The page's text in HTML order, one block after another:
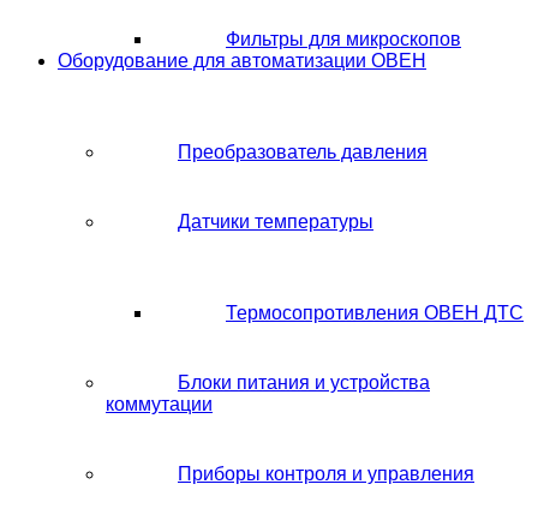
Фильтры для микроскопов
Оборудование для автоматизации ОВЕН
Преобразователь давления
Датчики температуры
Термосопротивления ОВЕН ДТС
Блоки питания и устройства
коммутации
Приборы контроля и управления